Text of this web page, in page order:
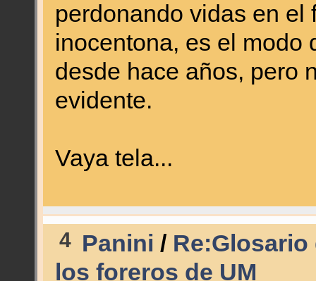
perdonando vidas en el
inocentona, es el modo
desde hace años, pero
evidente.
Vaya tela...
4 Panini /
los foreros de UM